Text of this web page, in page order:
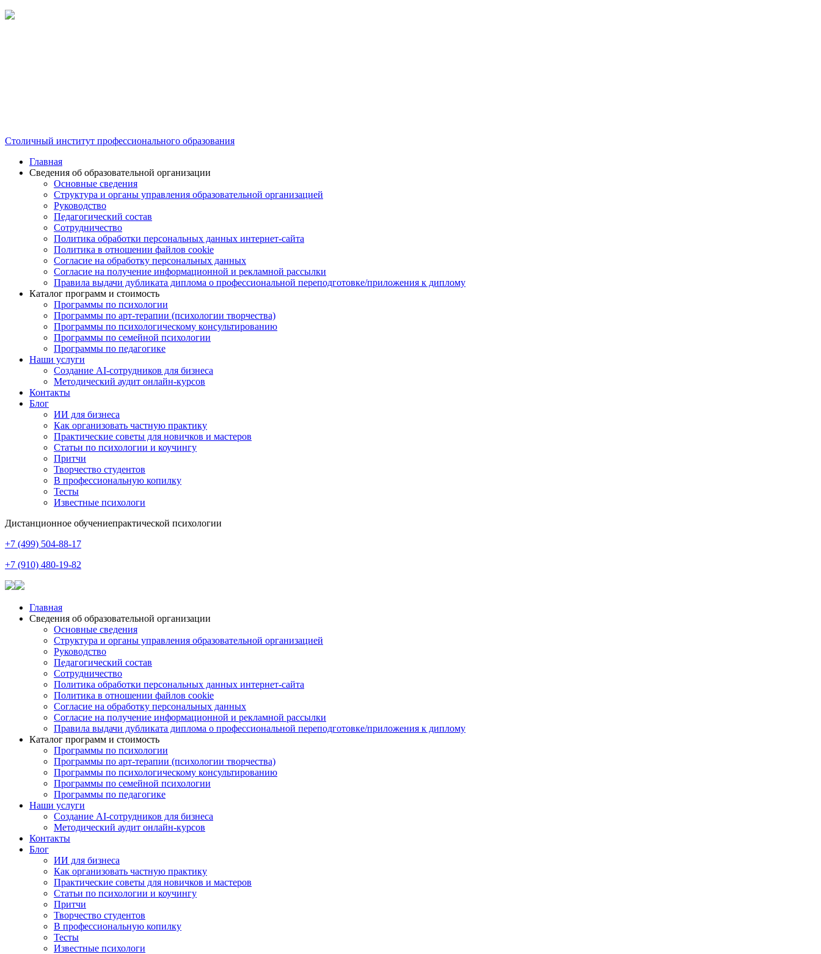
Столичный институт профессионального образования
Главная
Сведения об образовательной организации
Основные сведения
Структура и органы управления образовательной организацией
Руководство
Педагогический состав
Сотрудничество
Политика обработки персональных данных интернет-сайта
Политика в отношении файлов cookie
Согласие на обработку персональных данных
Согласие на получение информационной и рекламной рассылки
Правила выдачи дубликата диплома о профессиональной переподготовке/приложения к диплому
Каталог программ и стоимость
Программы по психологии
Программы по арт-терапии (психологии творчества)
Программы по психологическому консультированию
Программы по семейной психологии
Программы по педагогике
Наши услуги
Создание AI-сотрудников для бизнеса
Методический аудит онлайн-курсов
Контакты
Блог
ИИ для бизнеса
Как организовать частную практику
Практические советы для новичков и мастеров
Статьи по психологии и коучингу
Притчи
Творчество студентов
В профессиональную копилку
Тесты
Известные психологи
Дистанционное обучениепрактической психологии
+7 (499) 504-88-17
+7 (910) 480-19-82
Главная
Сведения об образовательной организации
Основные сведения
Структура и органы управления образовательной организацией
Руководство
Педагогический состав
Сотрудничество
Политика обработки персональных данных интернет-сайта
Политика в отношении файлов cookie
Согласие на обработку персональных данных
Согласие на получение информационной и рекламной рассылки
Правила выдачи дубликата диплома о профессиональной переподготовке/приложения к диплому
Каталог программ и стоимость
Программы по психологии
Программы по арт-терапии (психологии творчества)
Программы по психологическому консультированию
Программы по семейной психологии
Программы по педагогике
Наши услуги
Создание AI-сотрудников для бизнеса
Методический аудит онлайн-курсов
Контакты
Блог
ИИ для бизнеса
Как организовать частную практику
Практические советы для новичков и мастеров
Статьи по психологии и коучингу
Притчи
Творчество студентов
В профессиональную копилку
Тесты
Известные психологи